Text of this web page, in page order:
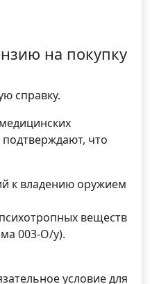
на покупку
справку.
что
к владению оружием
веществ
003-О/у).
условие для